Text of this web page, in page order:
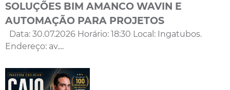
SOLUÇÕES BIM AMANCO WAVIN E
AUTOMAÇÃO PARA PROJETOS
Data: 30.07.2026 Horário: 18:30 Local: Ingatubos.
Endereço: av....